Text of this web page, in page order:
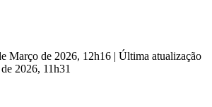
Março de 2026, 12h16 | Última atualização
2026, 11h31